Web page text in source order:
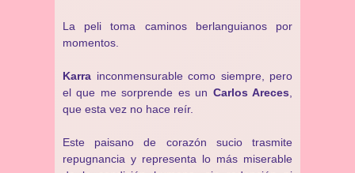
La peli toma caminos berlanguianos por
momentos.
Karra inconmensurable como siempre, pero
el que me sorprende es un Carlos Areces
que esta vez no hace reír.
Este paisano de corazón sucio trasmite
repugnancia y representa lo más miserable